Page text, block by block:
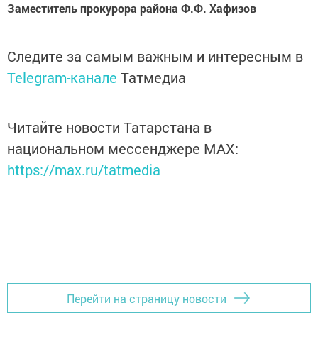
Заместитель прокурора района Ф.Ф. Хафизов
Следите за самым важным и интересным в
Telegram-канале Татмедиа
Читайте новости Татарстана в
национальном мессенджере MАХ:
https://max.ru/tatmedia
Перейти на страницу новости